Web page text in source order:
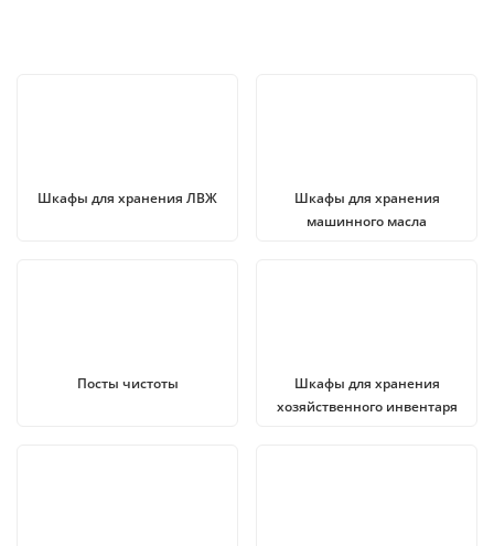
Шкафы для хранения ЛВЖ
Шкафы для хранения
машинного масла
Посты чистоты
Шкафы для хранения
хозяйственного инвентаря